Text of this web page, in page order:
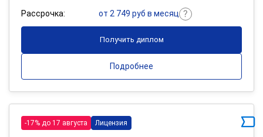
Рассрочка: от 2 749 руб в месяц
Получить диплом
Подробнее
-17% до 17 августа Лицензия